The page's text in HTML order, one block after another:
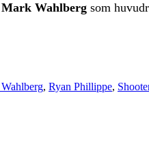
Mark Wahlberg som
, Ryan Phillippe,